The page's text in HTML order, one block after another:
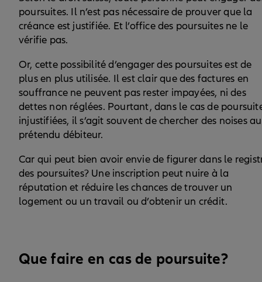
poursuites. Il n’est pas nécessaire de prouver que la
créance est justifiée. Et l’office des poursuites ne le
vérifie pas.
Or, cette possibilité d’engager des poursuites est de
plus en plus utilisée. Il est clair que des factures en
souffrance ne peuvent pas rester impayées, ni des
dettes non réglées. Pourtant, dans le cas de
injustifiées, il s’agit souvent de chercher des noises au
prétendu débiteur.
Car qui peut bien avoir envie de figurer dans le
des poursuites? Une inscription peut nuire à la
réputation et réduire les chances de trouver un
logement ou un travail ou d’obtenir un crédit.
Que faire en cas de poursuite?